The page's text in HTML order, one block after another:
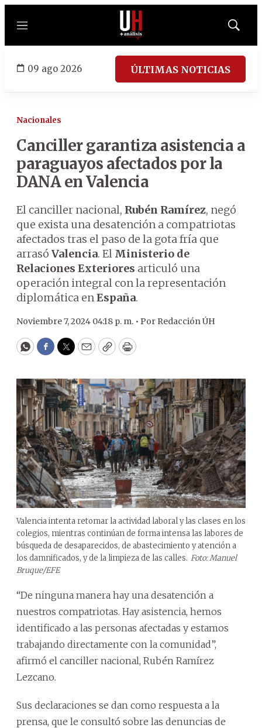
Menú
Mostrar
09 ago 2026 ÚLTIMAS NOTICIAS
Nacionales
Canciller garantiza asistencia a
paraguayos afectados por la
DANA en Valencia
El canciller nacional, Rubén Ramírez, negó
que exista una desatención a compatriotas
afectados tras el paso de la gota fría que
arrasó Valencia. El Ministerio de
Relaciones Exteriores articuló una
operación integral con la representación
diplomática enEspaña.
Noviembre 7, 2024 04:18 p. m. • Por Redacción ÚH
WhatsApp
Facebook
Twitter
EmailCopyPrint
Valencia intenta retomar la actividad laboral y las clases en los
colegios, mientras continúan de forma intensa las labores de
búsqueda de desaparecidos, de abastecimiento y atención a
los damnificados, y de la limpieza de las calles. Foto: Manuel
Bruque/EFE
“De ninguna manera hay una desatención a
nuestros compatriotas. Hay asistencia, hemos
identificado a las personas afectadas y estamos
trabajando directamente con la comunidad”,
afirmó el canciller nacional, Rubén Ramírez
Lezcano.
Sus declaraciones se dan como respuesta a la
prensa, que le consultó sobre las denuncias de